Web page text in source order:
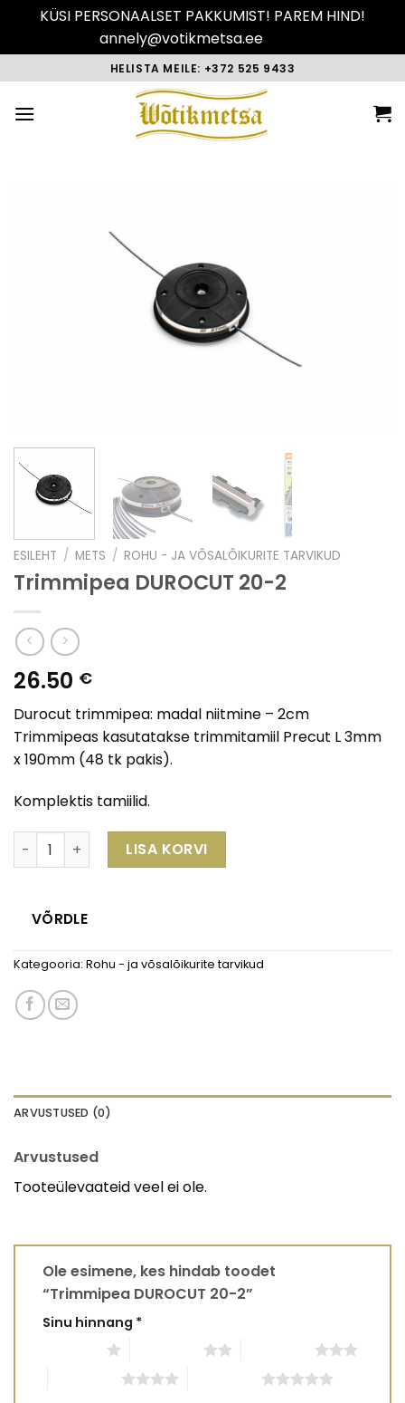
KÜSI PERSONAALSET PAKKUMIST! PAREM HIND!
annely@votikmetsa.ee
to
content
HELISTA MEILE: +372 525 9433
ESILEHT / METS / ROHU - JA VÕSALÕIKURITE TARVIKUD
Trimmipea DUROCUT 20-2
26.50 €
Durocut trimmipea: madal niitmine – 2cm
Trimmipeas kasutatakse trimmitamiil Precut L 3mm
x 190mm (48 tk pakis).
Komplektis tamiilid.
Trimmipea DUROCUT 20-2 kogus
LISA KORVI
VÕRDLE
Kategooria: Rohu - ja võsalõikurite tarvikud
ARVUSTUSED (0)
Arvustused
Tooteülevaateid veel ei ole.
Ole esimene, kes hindab toodet
“Trimmipea DUROCUT 20-2”
Sinu hinnang *